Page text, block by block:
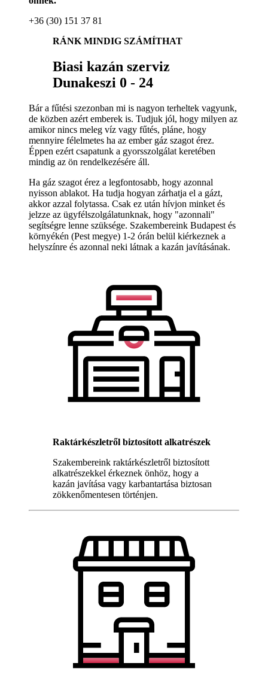
+36 (30) 151 37 81
RÁNK MINDIG SZÁMÍTHAT
Biasi kazán szerviz
Dunakeszi 0 - 24
Bár a fűtési szezonban mi is nagyon terheltek vagyunk,
de közben azért emberek is. Tudjuk jól, hogy milyen az
amikor nincs meleg víz vagy fűtés, pláne, hogy
mennyire félelmetes ha az ember gáz szagot érez.
Éppen ezért csapatunk a gyorsszolgálat keretében
mindig az ön rendelkezésére áll.
Ha gáz szagot érez a legfontosabb, hogy azonnal
nyisson ablakot. Ha tudja hogyan zárhatja el a gázt,
akkor azzal folytassa. Csak ez után hívjon minket és
jelzze az ügyfélszolgálatunknak, hogy "azonnali"
segítségre lenne szüksége. Szakembereink Budapest és
környékén (Pest megye) 1-2 órán belül kiérkeznek a
helyszínre és azonnal neki látnak a kazán javításának.
Raktárkészletről biztosított alkatrészek
Szakembereink raktárkészletről biztosított
alkatrészekkel érkeznek önhöz, hogy a
kazán javítása vagy karbantartása biztosan
zökkenőmentesen történjen.